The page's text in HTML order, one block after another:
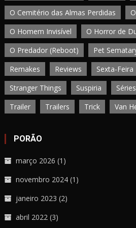
O Cemitério das Almas Perdidas
O Homem Invisível
O Horror de
O Predador (Reboot)
Pet
Remakes
Reviews Sexta-Feira
Stranger Things
Suspiria Séries
Trailer
Trailers Trick Van
PORÃO
março 2026 (1)
novembro 2024 (1)
janeiro 2023 (2)
abril 2022 (3)